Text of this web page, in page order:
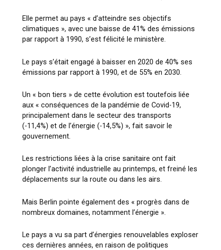
Elle permet au pays « d’atteindre ses objectifs
climatiques », avec une baisse de 41% des émissions
par rapport à 1990, s’est félicité le ministère.
Le pays s’était engagé à baisser en 2020 de 40% ses
émissions par rapport à 1990, et de 55% en 2030.
Un « bon tiers » de cette évolution est toutefois liée
aux « conséquences de la pandémie de Covid-19,
principalement dans le secteur des transports
(-11,4%) et de l’énergie (-14,5%) », fait savoir le
gouvernement.
Les restrictions liées à la crise sanitaire ont fait
plonger l’activité industrielle au printemps, et freiné les
déplacements sur la route ou dans les airs.
Mais Berlin pointe également des « progrès dans de
nombreux domaines, notamment l’énergie ».
Le pays a vu sa part d’énergies renouvelables exploser
ces dernières années, en raison de politiques